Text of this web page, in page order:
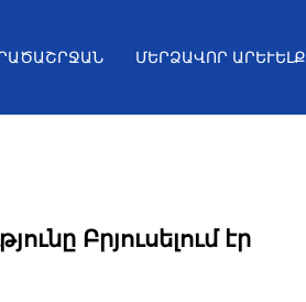
ՄԵՐՁԱՎՈՐ ԱՐԵՒԵԼՔ
Բրյուսելում էր